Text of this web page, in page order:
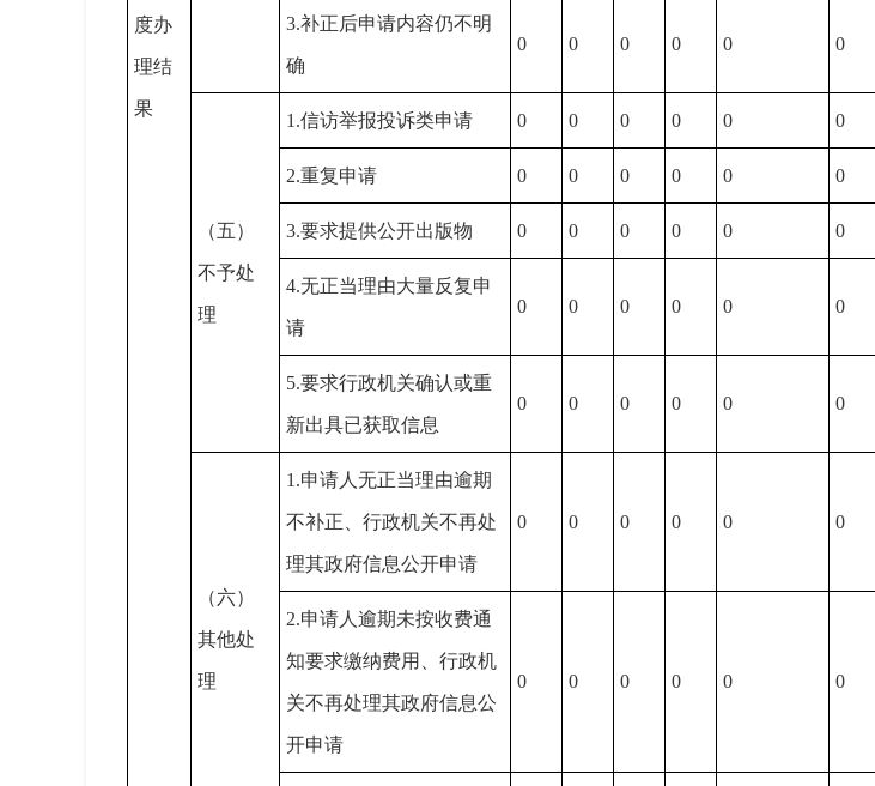
度办
理结
果
3.补正后申请内容仍不明
确
0 0 0 0 0 0
（五）
不予处
理
1.信访举报投诉类申请 0 0 0 0 0 0
2.重复申请 0 0 0 0 0 0
3.要求提供公开出版物 0 0 0 0 0 0
4.无正当理由大量反复申
请
0 0 0 0 0 0
5.要求行政机关确认或重
新出具已获取信息
0 0 0 0 0 0
（六）
其他处
理
1.申请人无正当理由逾期
不补正、行政机关不再处
理其政府信息公开申请
0 0 0 0 0 0
2.申请人逾期未按收费通
知要求缴纳费用、行政机
关不再处理其政府信息公
开申请
0 0 0 0 0 0